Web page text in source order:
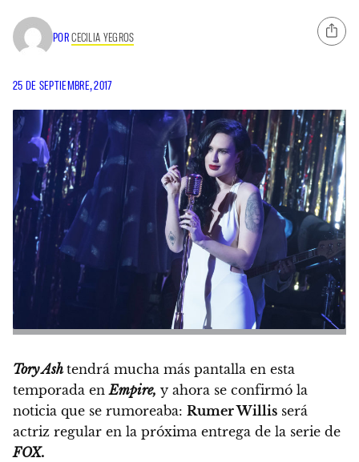
PORCECILIA YEGROS
25 DE SEPTIEMBRE, 2017
Tory Ash tendrá mucha más pantalla en esta
temporada enEmpire, y ahora se confirmó la
noticia que se rumoreaba: Rumer Willis será
actriz regular en la próxima entrega de la serie de
FOX.